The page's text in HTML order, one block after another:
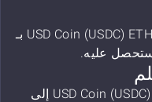
وتحقق من السعر: كم عدد USD Coin (USDC) ETH بـ
لمعالجة عملية تحويل USD Coin (USDC) ETH إلى